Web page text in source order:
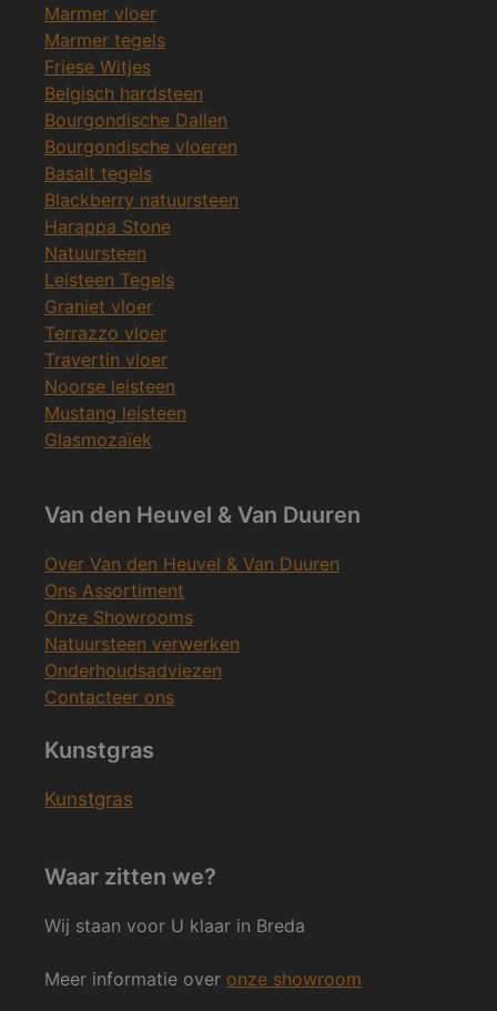
Marmer vloer
Marmer tegels
Friese Witjes
Belgisch hardsteen
Bourgondische Dallen
Bourgondische vloeren
Basalt tegels
Blackberry natuursteen
Harappa Stone
Natuursteen
Leisteen Tegels
Graniet vloer
Terrazzo vloer
Travertin vloer
Noorse leisteen
Mustang leisteen
Glasmozaïek
Van den Heuvel & Van Duuren
Over Van den Heuvel & Van Duuren
Ons Assortiment
Onze Showrooms
Natuursteen verwerken
Onderhoudsadviezen
Contacteer ons
Kunstgras
Kunstgras
Waar zitten we?
Wij staan voor U klaar in Breda
Meer informatie over onze showroom